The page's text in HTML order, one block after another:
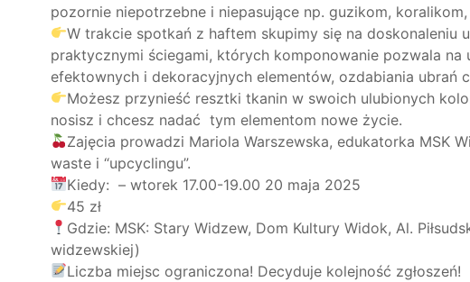
pozornie niepotrzebne i niepasujące np. guzikom,
W trakcie spotkań z haftem skupimy się na doskonaleniu
praktycznymi ściegami, których komponowanie pozwala na
efektownych i dekoracyjnych elementów, ozdabiania ubrań
Możesz przynieść resztki tkanin w swoich ulubionych
nosisz i chcesz nadać tym elementom nowe życie.
Zajęcia prowadzi Mariola Warszewska, edukatorka MSK
waste i “upcyclingu”.
Kiedy: – wtorek 17.00-19.00 20 maja 2025
45 zł
Gdzie: MSK: Stary Widzew, Dom Kultury Widok, Al.
widzewskiej)
Liczba miejsc ograniczona! Decyduje kolejność zgłoszeń!